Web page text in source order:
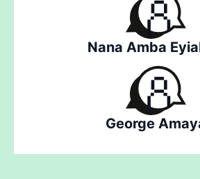
Nana Amba
George